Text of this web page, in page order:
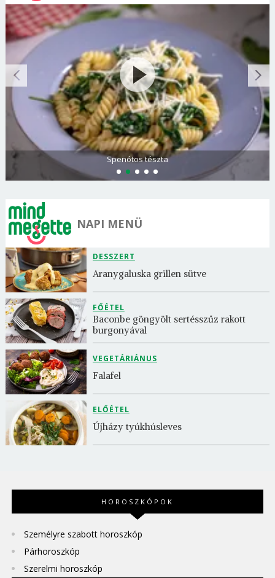
Spenótos tészta
NAPI MENÜ
DESSZERT
Aranygaluska grillen sütve
FŐÉTEL
Baconbe göngyölt sertésszűz rakott
burgonyával
VEGETÁRIÁNUS
Falafel
ELŐÉTEL
Újházy tyúkhúsleves
HOROSZKÓPOK
Személyre szabott horoszkóp
Párhoroszkóp
Szerelmi horoszkóp